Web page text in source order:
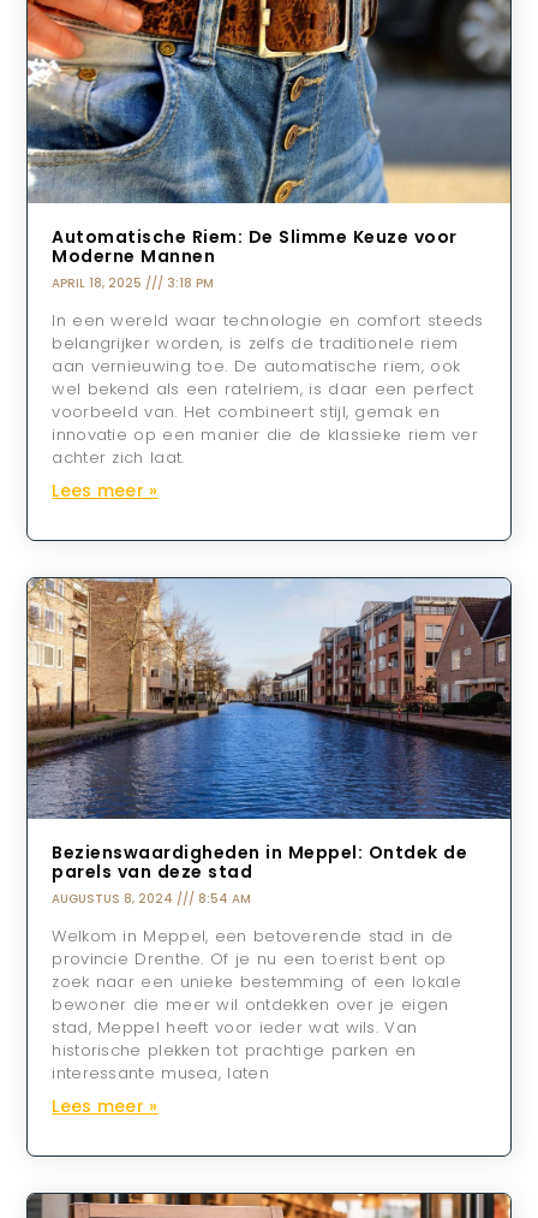
Automatische Riem: De Slimme Keuze voor
Moderne Mannen
APRIL 18, 2025 3:18 PM
In een wereld waar technologie en comfort steeds
belangrijker worden, is zelfs de traditionele riem
aan vernieuwing toe. De automatische riem, ook
wel bekend als een ratelriem, is daar een perfect
voorbeeld van. Het combineert stijl, gemak en
innovatie op een manier die de klassieke riem ver
achter zich laat.
Lees meer »
Bezienswaardigheden in Meppel: Ontdek de
parels van deze stad
AUGUSTUS 8, 2024 8:54 AM
Welkom in Meppel, een betoverende stad in de
provincie Drenthe. Of je nu een toerist bent op
zoek naar een unieke bestemming of een lokale
bewoner die meer wil ontdekken over je eigen
stad, Meppel heeft voor ieder wat wils. Van
historische plekken tot prachtige parken en
interessante musea, laten
Lees meer »